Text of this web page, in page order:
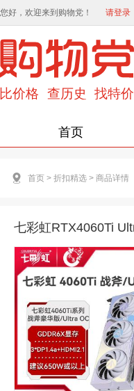
您好，欢迎来到购物党！ 请登录
首页
首页 > 折扣精选 > 商品详情
七彩虹RTX4060Ti